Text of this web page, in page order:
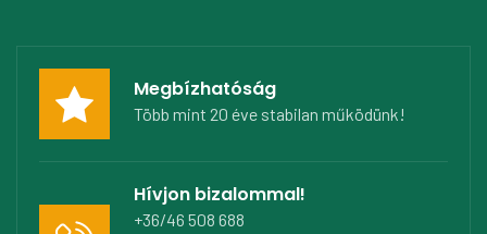
Megbízhatóság
Több mint 20 éve stabilan működünk!
Hívjon bizalommal!
+36/46 508 688